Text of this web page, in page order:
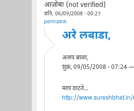
आजोबा (not verified)
शनि, 06/09/2008 - 00:27
permalink
अरे लबाडा,
अजय बाळा,
शुक्र, 09/05/2008 - 07:24
मला वाटते...
http://